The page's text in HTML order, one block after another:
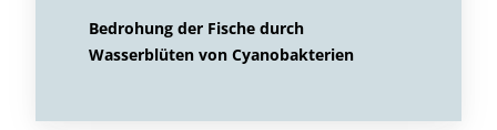
Bedrohung der Fische durch
Wasserblüten von Cyanobakterien